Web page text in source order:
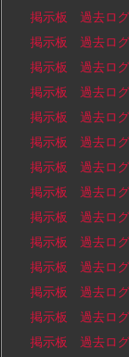
掲示板 過去ロ
掲示板 過去ロ
掲示板 過去ロ
掲示板 過去ロ
掲示板 過去ロ
掲示板 過去ロ
掲示板 過去ロ
掲示板 過去ログ
掲示板 過去ログ
掲示板 過去ロ
掲示板 過去ロ
掲示板 過去ロ
掲示板 過去ロ
掲示板 過去ロ